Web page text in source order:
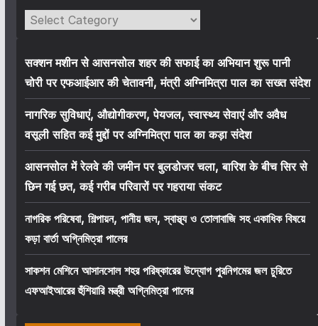
Categories
सक्शन मशीन से आसनसोल शहर की सफाई का अभियान शुरू पानी
चोरी पर एफआईआर की चेतावनी, मंत्री अग्निमित्रा पाल का सख्त संदेश
नागरिक सुविधाएं, औद्योगीकरण, पेयजल, स्वास्थ्य सेवाएं और अवैध
वसूली सहित कई मुद्दों पर अग्निमित्रा पाल का कड़ा संदेश
आसनसोल में रेलवे की जमीन पर बुलडोजर चला, बारिश के बीच सिर से
छिन गई छत, कई गरीब परिवारों पर गहराया संकट
নাগরিক পরিষেবা, শিল্পায়ন, পানীয় জল, স্বাস্থ্য ও তোলাবাজি সহ একাধিক বিষয়ে
কড়া বার্তা অগ্নিমিত্রা পালের
সাকশন মেশিনে আসানসোল শহর পরিষ্কারের উদ্যোগ পুরনিগমের জল চুরিতে
এফআইআরের হুঁশিয়ারি মন্ত্রী অগ্নিমিত্রা পালের